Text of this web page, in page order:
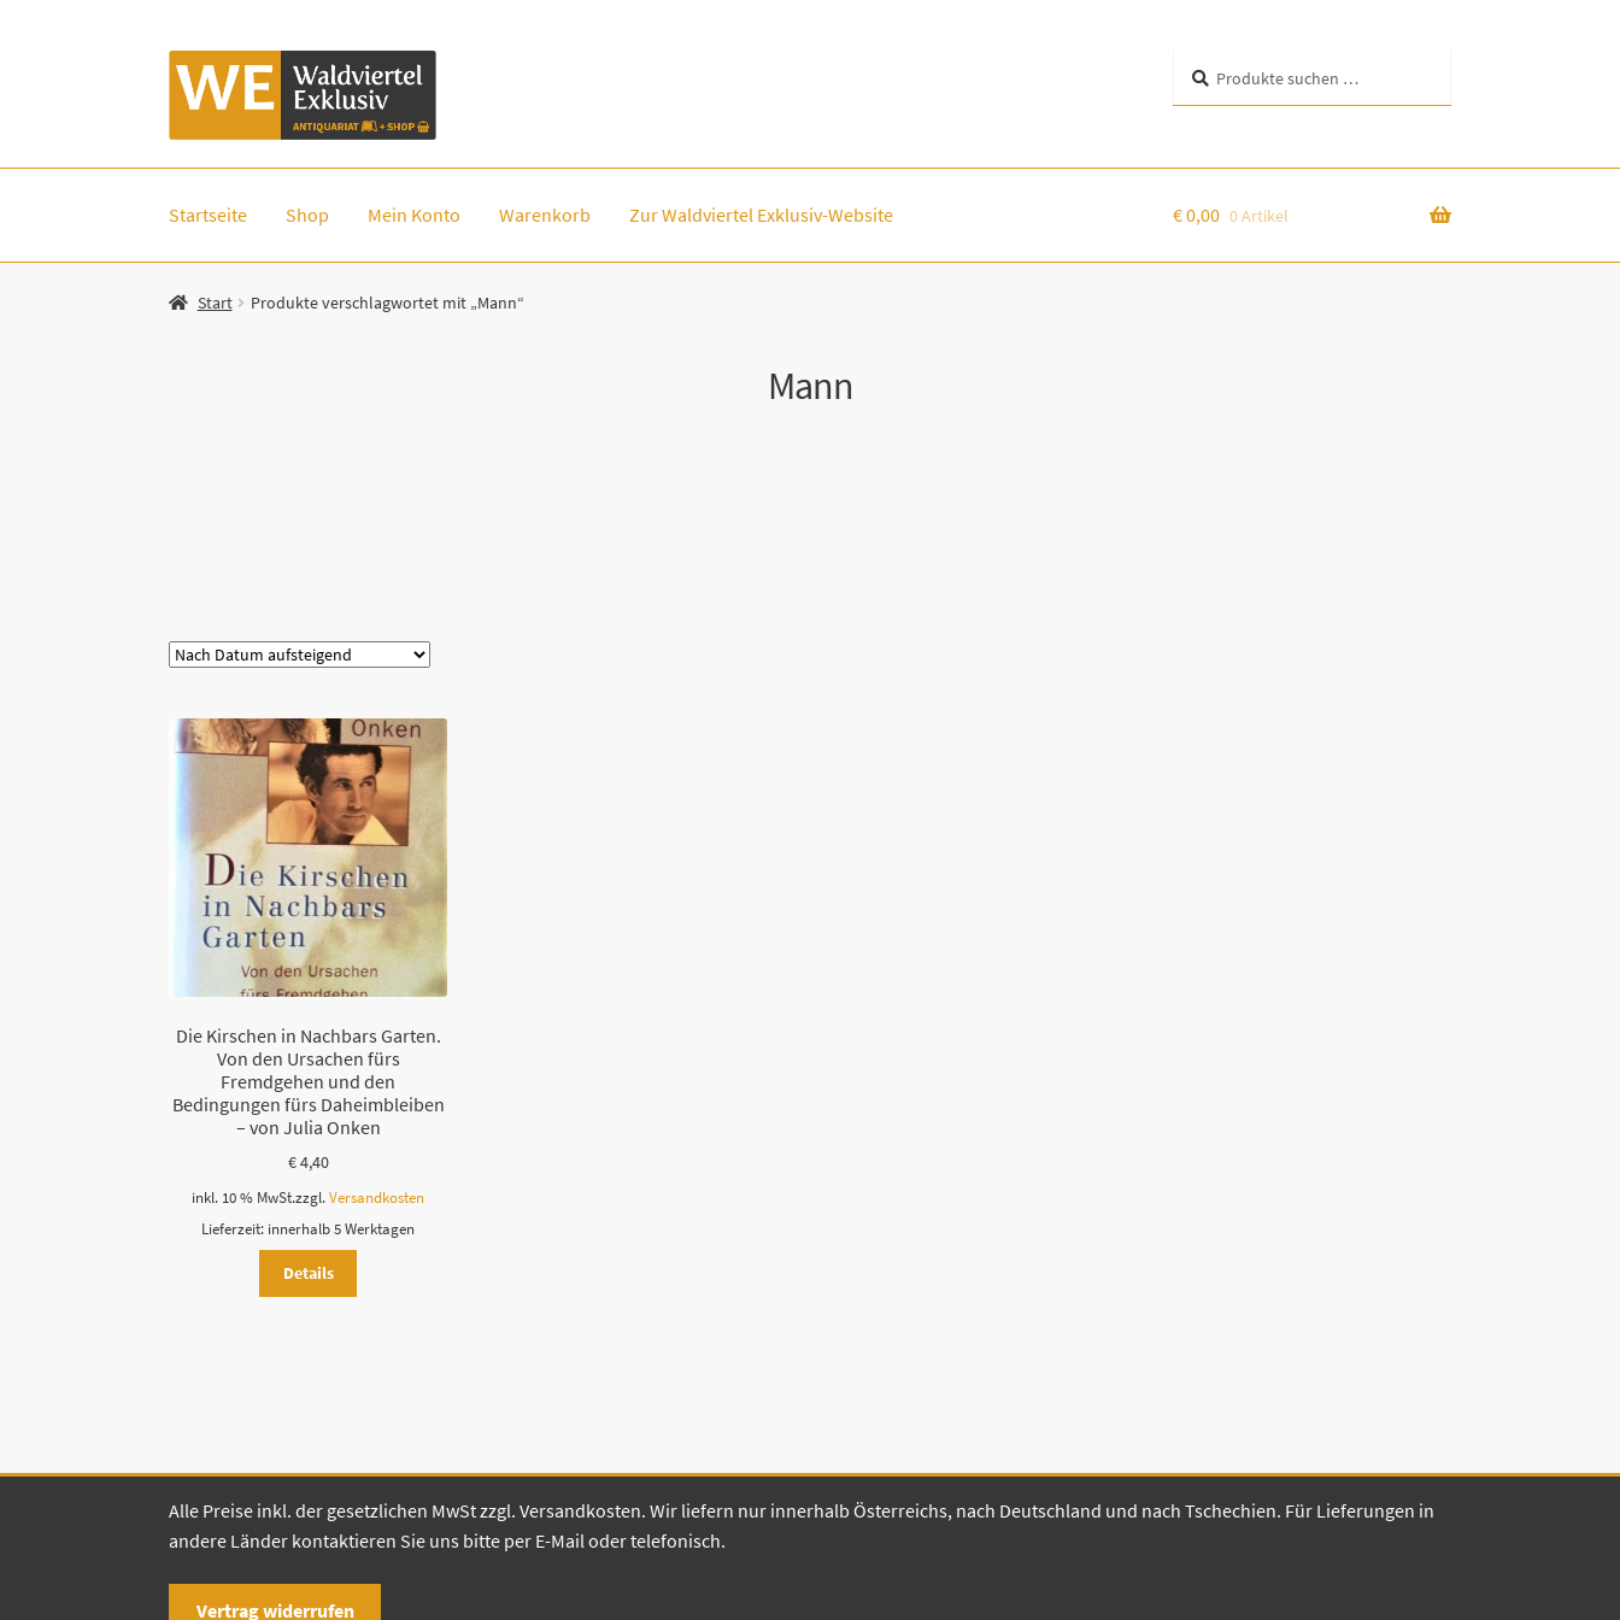
Zur
Navigation
Zum
Inhalt
nach:
Startseite Shop Mein Konto Warenkorb Zur Waldviertel Exklusiv-Website €0,00 0 Artikel
Start Produkte verschlagwortet mit „Mann“
Mann
Die Kirschen in Nachbars Garten.
Von den Ursachen fürs
Fremdgehen und den
Bedingungen fürs Daheimbleiben
– von Julia Onken
€4,40
inkl. 10 % MwSt.zzgl.Versandkosten
Lieferzeit: innerhalb 5 Werktagen
Details
Alle Preise inkl. der gesetzlichen MwSt zzgl. Versandkosten. Wir liefern nur innerhalb Österreichs, nach Deutschland und nach Tschechien. Für Lieferungen in
andere Länder kontaktieren Sie uns bitte per E-Mail oder telefonisch.
Vertrag widerrufen